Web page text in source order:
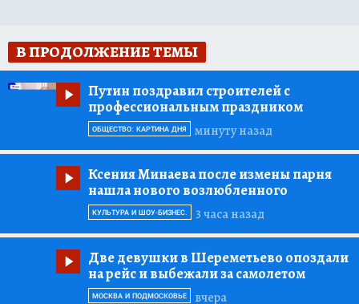
В ПРОДОЛЖЕНИЕ ТЕМЫ
Путин поздравил строителей с
профессиональным праздником
минуту назад
ОБЩЕСТВО: КАРТИНА ДНЯ
Ксения Минаева после измены парня
нашла нового возлюбленного
3 часа назад
КУЛЬТУРА И ШОУ-БИЗНЕС.
Две девушки в Шереметьево опоздали
на рейс и выбежали за самолетом
вчера
МОСКВА И ПОДМОСКОВЬЕ